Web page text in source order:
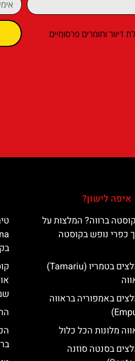
וחומרים פרסומיים
איפה לישון?
ברווה? המלצות על
כפרי נופש בקוסטה
מלונות מומלצים בטמריו (Tamariu)
באמפוריה בראווה
מלונות הכל כלול
בסנטה סוזנה